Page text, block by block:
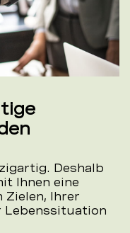
Deshalb
Ihnen eine
Zielen, Ihrer
Lebenssituation